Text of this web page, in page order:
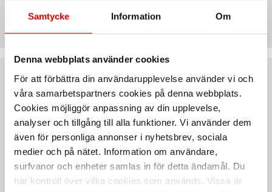
Samtycke Information Om
Denna webbplats använder cookies
För att förbättra din användarupplevelse använder vi och
våra samarbetspartners cookies på denna webbplats.
Cookies möjliggör anpassning av din upplevelse,
analyser och tillgång till alla funktioner. Vi använder dem
även för personliga annonser i nyhetsbrev, sociala
medier och på nätet. Information om användare,
surfvanor och enheter samlas in för detta ändamål. Du
har kontroll över vilka cookies som används. Vissa är
Artiklar
Rekommenderat baserat på vald produkt